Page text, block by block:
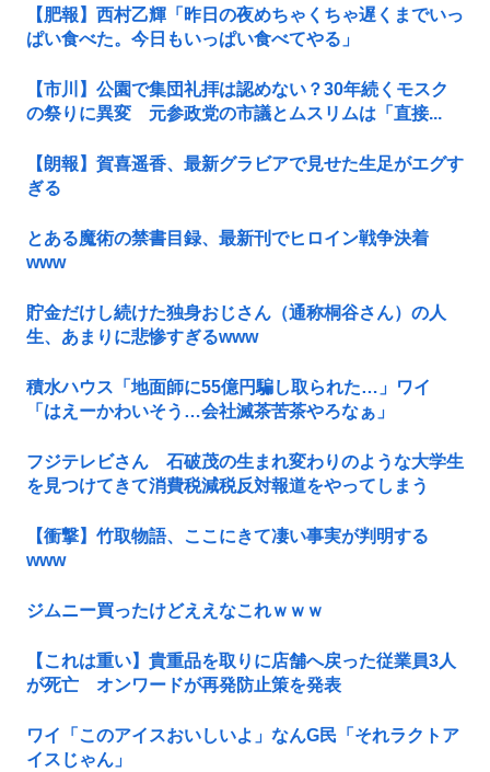
【肥報】西村乙輝「昨日の夜めちゃくちゃ遅くまでいっ
ぱい食べた。今日もいっぱい食べてやる」
【市川】公園で集団礼拝は認めない？30年続くモスク
の祭りに異変 元参政党の市議とムスリムは「直接...
【朗報】賀喜遥香、最新グラビアで見せた生足がエグす
ぎる
とある魔術の禁書目録、最新刊でヒロイン戦争決着
www
貯金だけし続けた独身おじさん（通称桐谷さん）の人
生、あまりに悲惨すぎるwww
積水ハウス「地面師に55億円騙し取られた…」ワイ
「はえーかわいそう…会社滅茶苦茶やろなぁ」
フジテレビさん 石破茂の生まれ変わりのような大学生
を見つけてきて消費税減税反対報道をやってしまう
【衝撃】竹取物語、ここにきて凄い事実が判明する
www
ジムニー買ったけどええなこれｗｗｗ
【これは重い】貴重品を取りに店舗へ戻った従業員3人
が死亡 オンワードが再発防止策を発表
ワイ「このアイスおいしいよ」なんG民「それラクトア
イスじゃん」